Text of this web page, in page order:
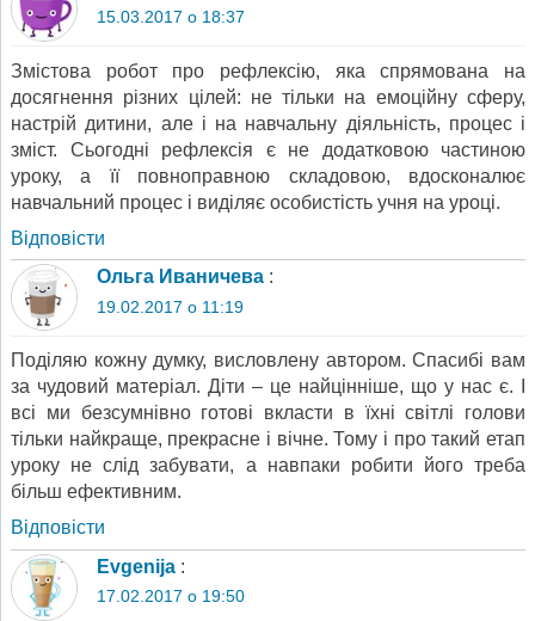
15.03.2017 о 18:37
Змістова робот про рефлексію, яка спрямована на
досягнення різних цілей: не тільки на емоційну сферу,
настрій дитини, але і на навчальну діяльність, процес і
зміст. Сьогодні рефлексія є не додатковою частиною
уроку, а її повноправною складовою, вдосконалює
навчальний процес і виділяє особистість учня на уроці.
Відповіcти
Ольга Иваничева :
19.02.2017 о 11:19
Поділяю кожну думку, висловлену автором. Спасибі вам
за чудовий матеріал. Діти – це найцінніше, що у нас є. І
всі ми безсумнівно готові вкласти в їхні світлі голови
тільки найкраще, прекрасне і вічне. Тому і про такий етап
уроку не слід забувати, а навпаки робити його треба
більш ефективним.
Відповіcти
Evgenija :
17.02.2017 о 19:50